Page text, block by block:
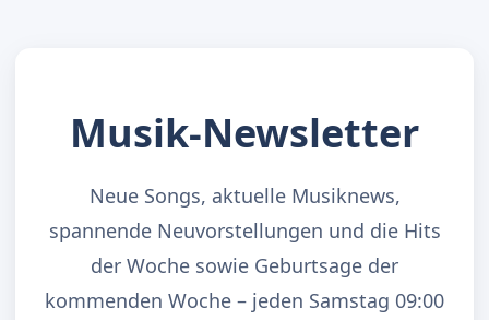
Musik-Newsletter
Neue Songs, aktuelle Musiknews,
spannende Neuvorstellungen und die Hits
der Woche sowie Geburtsage der
kommenden Woche – jeden Samstag 09:00